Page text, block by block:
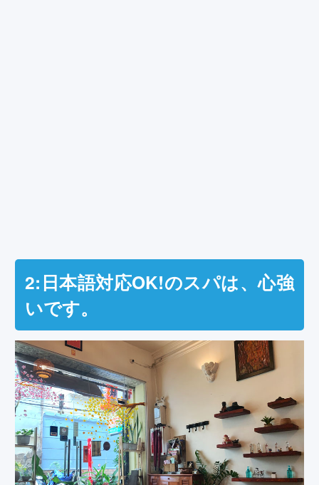
2:日本語対応OK!のスパは、心強
いです。